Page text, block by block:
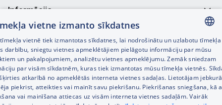
Spēles
Datu nesēji
Projektori un ekrāni
Tīkla iekārtas
Drukas iekārtas
Informācija
Noderīgas saites
LATVIAN
RUSSIAN
ENGLISH
vietne izmanto sīkdatnes
vietnē tiek izmantotas sīkdatnes, lai nodrošinātu un uzlabotu tīmekļa
darbību, sniegtu vietnes apmeklētājiem pielāgotu informāciju par mūsu
un pakalpojumiem, analizētu vietnes apmeklējumu. Zemāk sniedzam
par visām sīkdatnēm, kuras tiek izmantotas mūsu tīmekļa vietnēs.
atkarībā no apmeklētās interneta vietnes sadaļas. Lietotājam
piekrist, atteikties vai mainīt savu piekrišanu. Piekrišanas sniegšana, kā
vai mainīšana attiecas uz visām interneta vietnes sadaļām. Vairāk